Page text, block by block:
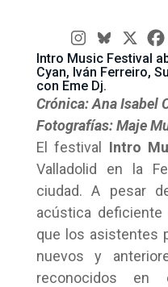
Intro Music Festival
Cyan, Iván Ferreiro,
con Eme Dj.
Crónica: Ana Isabel
Fotografías: Maje
El festival Intro
Valladolid en la
ciudad. A pesar
acústica deficiente
que los asistentes
nuevos y
reconocidos en